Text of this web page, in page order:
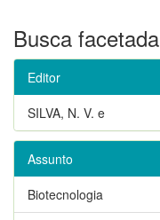
Busca facetada
Editor
SILVA, N. V. e
Assunto
Biotecnologia